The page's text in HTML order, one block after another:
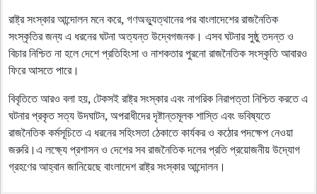
রাষ্ট্র সংস্কার আন্দোলন মনে করে, গণঅভ্যুত্থানের পর বাংলাদেশের রাজনৈতিক
সংস্কৃতির জন্য এ ধরনের ঘটনা অত্যন্ত উদ্বেগজনক। এসব ঘটনার সুষ্ঠু তদন্ত ও
বিচার নিশ্চিত না হলে দেশে প্রতিহিংসা ও নাশকতার পুরনো রাজনৈতিক সংস্কৃতি আবারও
ফিরে আসতে পারে।
বিবৃতিতে আরও বলা হয়, টেকসই রাষ্ট্র সংস্কার এবং নাগরিক নিরাপত্তা নিশ্চিত করতে এ
ঘটনার প্রকৃত সত্য উদঘাটন, অপরাধীদের দৃষ্টান্তমূলক শাস্তি এবং ভবিষ্যতে
রাজনৈতিক কর্মসূচিতে এ ধরনের সহিংসতা ঠেকাতে কার্যকর ও কঠোর পদক্ষেপ নেওয়া
জরুরি।এ লক্ষ্যে প্রশাসন ও দেশের সব রাজনৈতিক দলের প্রতি প্রয়োজনীয় উদ্যোগ
গ্রহণের আহ্বান জানিয়েছে বাংলাদেশ রাষ্ট্র সংস্কার আন্দোলন।